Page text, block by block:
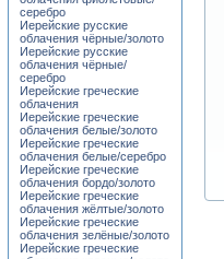
серебро
Иерейские русские
облачения чёрные/золото
Иерейские русские
облачения чёрные/
серебро
Иерейские греческие
облачения
Иерейские греческие
облачения белые/золото
Иерейские греческие
облачения белые/серебро
Иерейские греческие
облачения бордо/золото
Иерейские греческие
облачения жёлтые/золото
Иерейские греческие
облачения зелёные/золото
Иерейские греческие